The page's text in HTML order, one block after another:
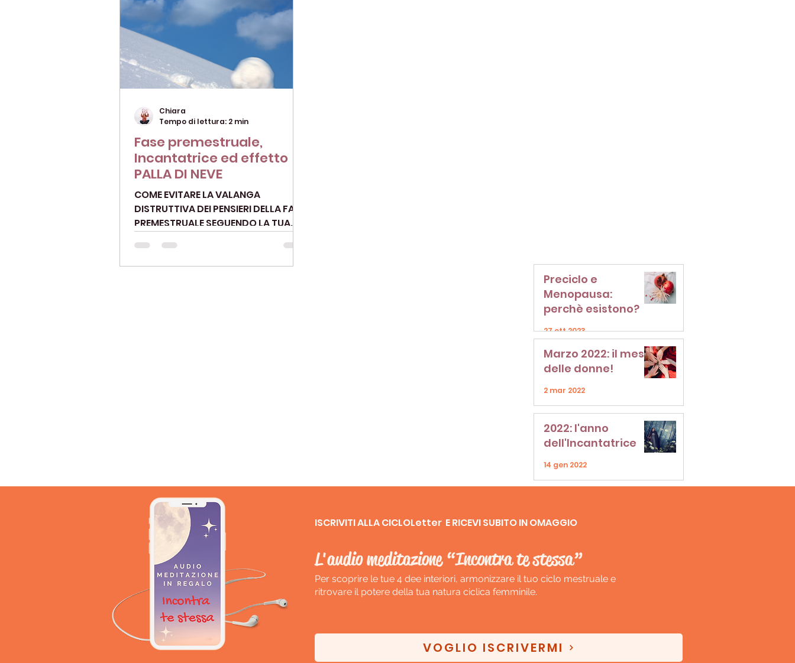
Fase premestruale,
Incantatrice ed effetto
PALLA DI NEVE
COME EVITARE LA VALANGA
DISTRUTTIVA DEI PENSIERI DELLA FASE
PREMESTRUALE SEGUENDO LA TUA
dell'Incantatrice, la...
Chiara
Tempo di lettura: 2 min
Preciclo e
Menopausa:
perchè esistono?
27 ott 2023
Marzo 2022: il mese
delle donne!
2 mar 2022
2022: l'anno
dell'Incantatrice
14 gen 2022
ISCRIVITI ALLA CICLOLetter E RICEVI SUBITO IN OMAGGIO
L'audio meditazione “Incontra te stessa”
Per scoprire le tue 4 dee interiori, armonizzare il tuo ciclo mestruale e
ritrovare il potere della tua natura ciclica femminile.
VOGLIO ISCRIVERMI